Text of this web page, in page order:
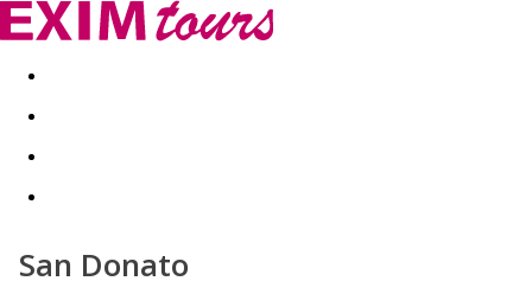
Akční nabídky Last minute
San Donato